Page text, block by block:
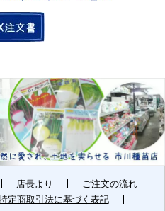
商品 お知らせ 店舗概要
店長より
ご注文の流れ
定商取引法に基づく表記